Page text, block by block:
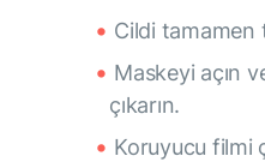
Cildi tamamen
Maskeyi açın
çıkarın.
Koruyucu filmi